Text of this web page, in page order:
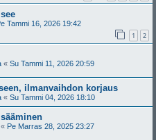
Tammi 16, 2026 19:42
1 2
« Su Tammi 11, 2026 20:59
ilmanvaihdon korjaus
« Su Tammi 04, 2026 18:10
« Pe Marras 28, 2025 23:27